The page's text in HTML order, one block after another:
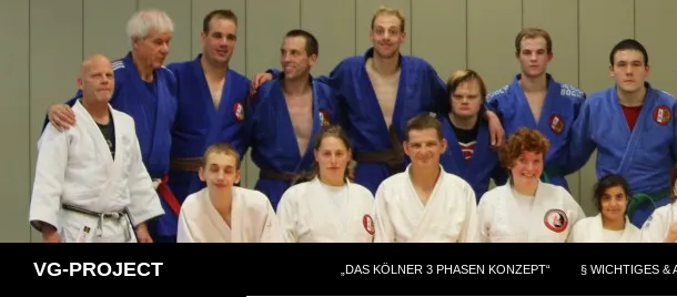
VG-PROJECT „DAS KÖLNER 3 PHASEN KONZEPT“ § WICHTIGES &